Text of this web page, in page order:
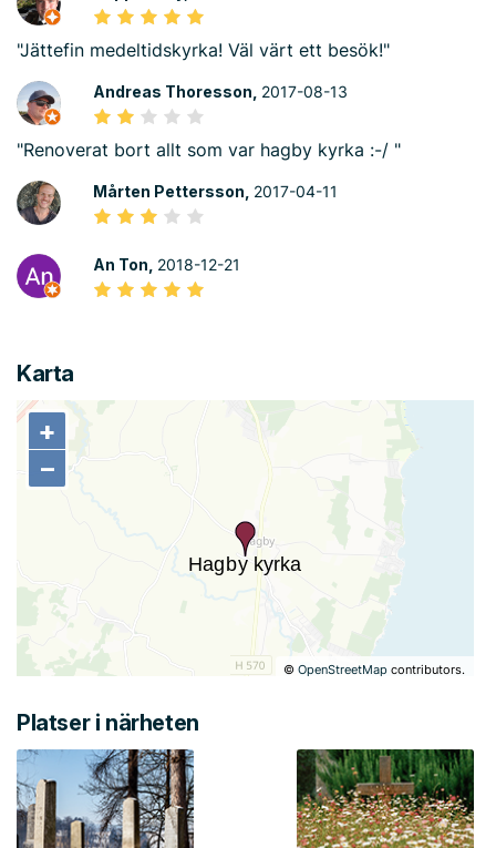
"Jättefin medeltidskyrka! Väl värt ett besök!"
Andreas Thoresson, 2017-08-13
"Renoverat bort allt som var hagby kyrka :-/ "
Mårten Pettersson, 2017-04-11
An Ton, 2018-12-21
Karta
+
−
©OpenStreetMap contributors.
+
−
Platser i närheten